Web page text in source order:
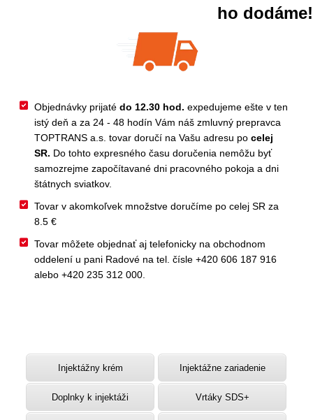
ho dodáme!
Objednávky prijatédo 12.30 hod. expedujeme ešte v ten
istý deň a za 24 - 48 hodín Vám náš zmluvný prepravca
TOPTRANS a.s. tovar doručí na Vašu adresu pocelej
SR. Do tohto expresného času doručenia nemôžu byť
samozrejme započítavané dni pracovného pokoja a dni
štátnych sviatkov.
Tovar v akomkoľvek množstve doručíme po celej SR za
8.5 €
Tovar môžete objednať aj telefonicky na obchodnom
oddelení u pani Radové na tel. čísle +420 606 187 916
alebo +420 235 312 000.
Injektážny krém Injektážne zariadenie
Doplnky k injektáži Vrtáky SDS+